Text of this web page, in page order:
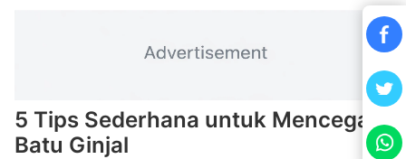
5 Tips Sederhana untuk Mencegah
Batu Ginjal